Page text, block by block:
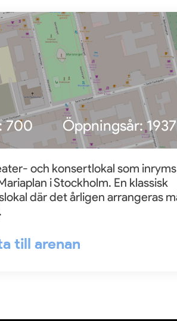
700 Öppningsår:1937
och konsertlokal som
i Stockholm. En klassisk
där det årligen arrangeras
till arenan